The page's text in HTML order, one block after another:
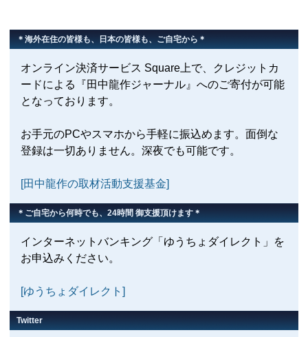
＊海外在住の皆様も、日本の皆様も、ご自宅から＊
オンライン決済サービス Square上で、クレジットカ
ードによる『田中龍作ジャーナル』へのご寄付が可能
となっております。
お手元のPCやスマホから手軽に振込めます。面倒な
登録は一切ありません。深夜でも可能です。
[田中龍作の取材活動支援基金]
＊ご自宅から何時でも、24時間 御支援頂けます＊
インターネットバンキング「ゆうちょダイレクト」を
お申込みください。
[ゆうちょダイレクト]
Twitter